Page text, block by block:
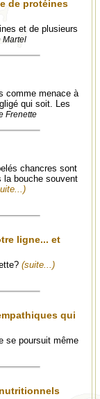
de protéines
et de plusieurs
Martel
comme menace à
qui soit. Les
Frenette
chancres sont
la bouche souvent
ligne... et
(suite...)
qui
se poursuit même